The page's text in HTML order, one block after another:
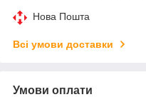
Нова Пошта
Всі умови доставки
Умови оплати